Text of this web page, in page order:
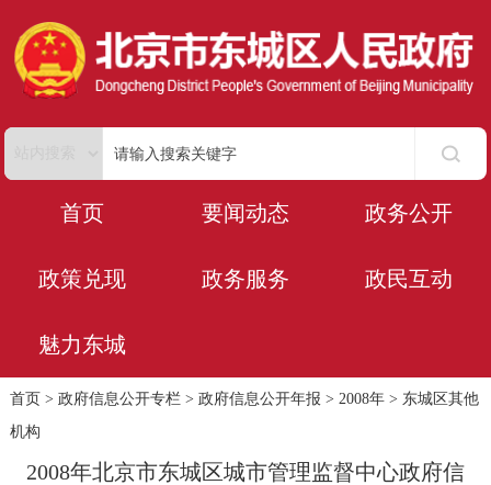
首页 要闻动态 政务公开
政策兑现 政务服务 政民互动
魅力东城
首页 > 政府信息公开专栏> 政府信息公开年报 > 2008年> 东城区其他
机构
2008年北京市东城区城市管理监督中心政府信